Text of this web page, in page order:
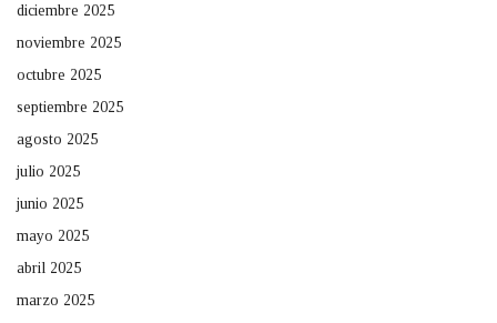
diciembre 2025
noviembre 2025
octubre 2025
septiembre 2025
agosto 2025
julio 2025
junio 2025
mayo 2025
abril 2025
marzo 2025